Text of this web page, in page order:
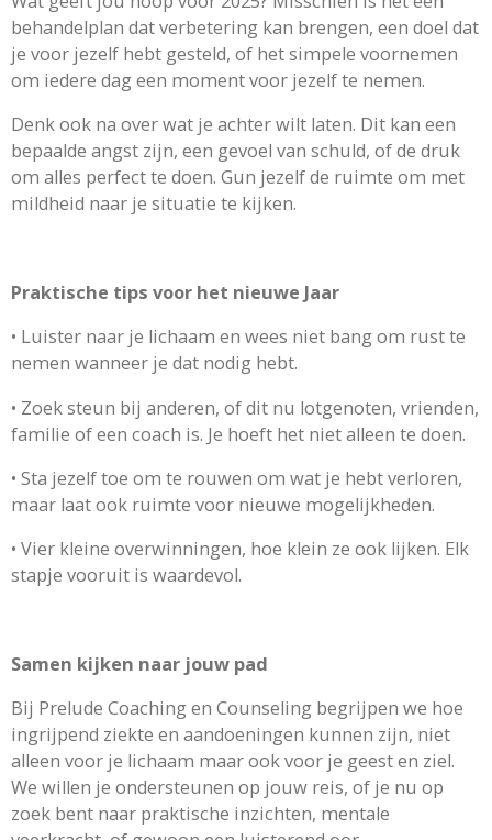
behandelplan dat verbetering kan brengen, een doel dat
je voor jezelf hebt gesteld, of het simpele voornemen
om iedere dag een moment voor jezelf te nemen.
Denk ook na over wat je achter wilt laten. Dit kan een
bepaalde angst zijn, een gevoel van schuld, of de druk
om alles perfect te doen. Gun jezelf de ruimte om met
mildheid naar je situatie te kijken.
Praktische tips voor het nieuwe Jaar
• Luister naar je lichaam en wees niet bang om rust te
nemen wanneer je dat nodig hebt.
• Zoek steun bij anderen, of dit nu lotgenoten, vrienden,
familie of een coach is. Je hoeft het niet alleen te doen.
• Sta jezelf toe om te rouwen om wat je hebt verloren,
maar laat ook ruimte voor nieuwe mogelijkheden.
• Vier kleine overwinningen, hoe klein ze ook lijken. Elk
stapje vooruit is waardevol.
Samen kijken naar jouw pad
Bij Prelude Coaching en Counseling begrijpen we hoe
ingrijpend ziekte en aandoeningen kunnen zijn, niet
alleen voor je lichaam maar ook voor je geest en ziel.
We willen je ondersteunen op jouw reis, of je nu op
zoek bent naar praktische inzichten, mentale